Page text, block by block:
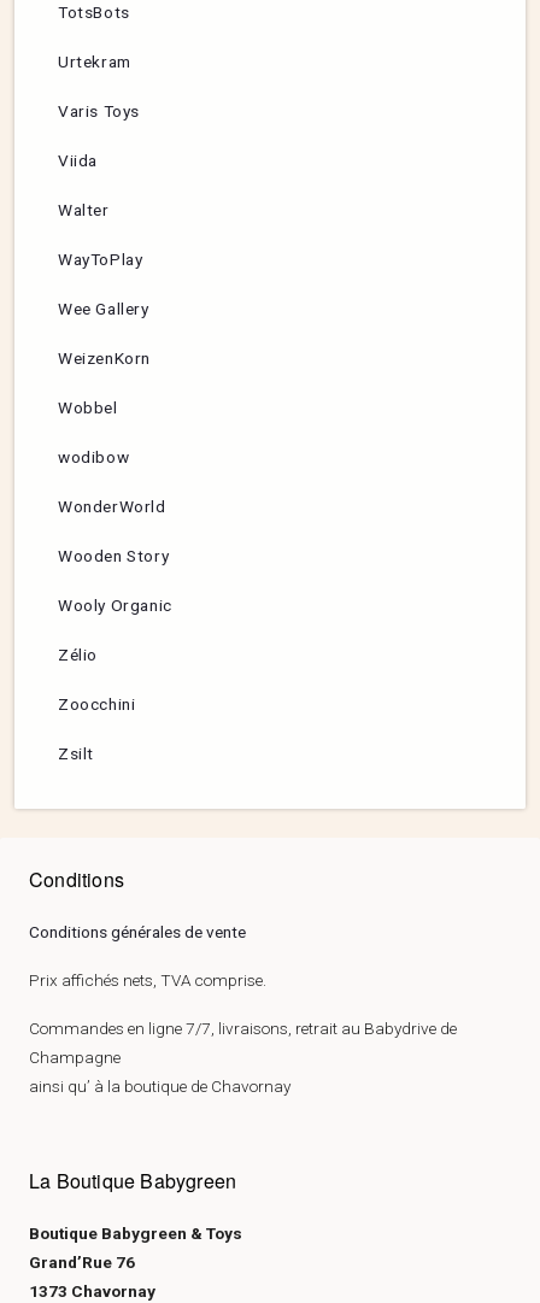
TotsBots
Urtekram
Varis Toys
Viida
Walter
WayToPlay
Wee Gallery
WeizenKorn
Wobbel
wodibow
WonderWorld
Wooden Story
Wooly Organic
Zélio
Zoocchini
Zsilt
Conditions
Conditions générales de vente
Prix affichés nets, TVA comprise.
Commandes en ligne 7/7, livraisons, retrait au Babydrive de
Champagne
ainsi qu’ à la boutique de Chavornay
La Boutique Babygreen
Boutique Babygreen & Toys
Grand’Rue 76
1373 Chavornay